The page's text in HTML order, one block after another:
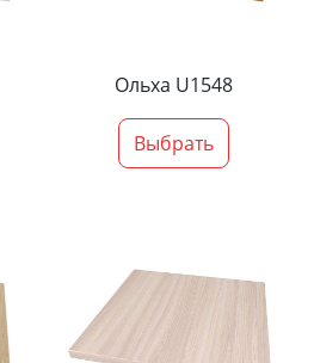
Ольха U1548
Выбрать